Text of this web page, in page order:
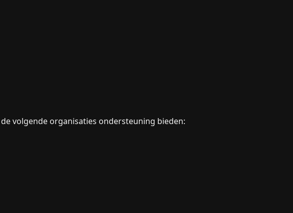
volgende organisaties ondersteuning bieden: